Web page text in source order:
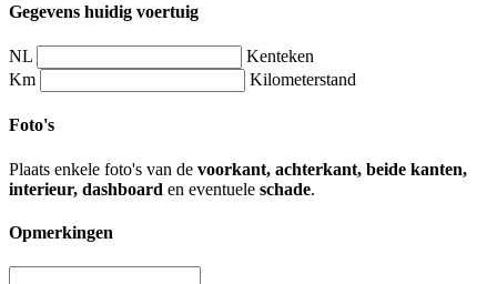
Gegevens huidig voertuig
NL
Kenteken
Km
Kilometerstand
Foto's
Plaats enkele foto's van de voorkant, achterkant, beide kanten,
interieur, dashboard en eventuele schade.
Opmerkingen